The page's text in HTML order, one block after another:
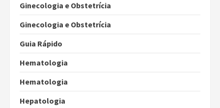
Ginecologia e Obstetrícia
Ginecologia e Obstetrícia
Guia Rápido
Hematologia
Hematologia
Hepatologia